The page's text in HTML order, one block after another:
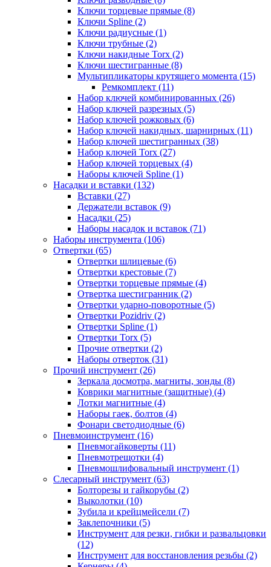
Ключи торцевые прямые (8)
Ключи Spline (2)
Ключи радиусные (1)
Ключи трубные (2)
Ключи накидные Torx (2)
Ключи шестигранные (8)
Мультипликаторы крутящего момента (15)
Ремкомплект (11)
Набор ключей комбинированных (26)
Набор ключей разрезных (5)
Набор ключей рожковых (6)
Набор ключей накидных, шарнирных (11)
Набор ключей шестигранных (38)
Набор ключей Torx (27)
Набор ключей торцевых (4)
Наборы ключей Spline (1)
Насадки и вставки (132)
Вставки (27)
Держатели вставок (9)
Насадки (25)
Наборы насадок и вставок (71)
Наборы инструмента (106)
Отвертки (65)
Отвертки шлицевые (6)
Отвертки крестовые (7)
Отвертки торцевые прямые (4)
Отвертка шестигранник (2)
Отвертки ударно-поворотные (5)
Отвертки Pozidriv (2)
Отвертки Spline (1)
Отвертки Torx (5)
Прочие отвертки (2)
Наборы отверток (31)
Прочий инструмент (26)
Зеркала досмотра, магниты, зонды (8)
Коврики магнитные (защитные) (4)
Лотки магнитные (4)
Наборы гаек, болтов (4)
Фонари светодиодные (6)
Пневмоинструмент (16)
Пневмогайковерты (11)
Пневмотрещотки (4)
Пневмошлифовальный инструмент (1)
Слесарный инструмент (63)
Болторезы и гайкорубы (2)
Выколотки (10)
Зубила и крейцмейсели (7)
Заклепочники (5)
Инструмент для резки, гибки и развальцовки
(12)
Инструмент для восстановления резьбы (2)